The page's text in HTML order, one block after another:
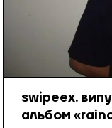
swipeex.
альбом